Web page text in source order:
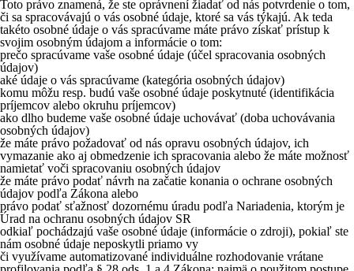
Toto právo znamená, že ste oprávnení žiadať od nás potvrdenie o tom,
či sa spracovávajú o vás osobné údaje, ktoré sa vás týkajú. Ak teda
takéto osobné údaje o vás spracúvame máte právo získať prístup k
svojim osobným údajom a informácie o tom:
prečo spracúvame vaše osobné údaje (účel spracovania osobných
údajov)
aké údaje o vás spracúvame (kategória osobných údajov)
komu môžu resp. budú vaše osobné údaje poskytnuté (identifikácia
príjemcov alebo okruhu príjemcov)
ako dlho budeme vaše osobné údaje uchovávať (doba uchovávania
osobných údajov)
že máte právo požadovať od nás opravu osobných údajov, ich
vymazanie ako aj obmedzenie ich spracovania alebo že máte možnosť
namietať voči spracovaniu osobných údajov
že máte právo podať návrh na začatie konania o ochrane osobných
údajov podľa Zákona alebo
právo podať sťažnosť dozornému úradu podľa Nariadenia, ktorým je
Úrad na ochranu osobných údajov SR
odkiaľ pochádzajú vaše osobné údaje (informácie o zdroji), pokiaľ ste
nám osobné údaje neposkytli priamo vy
či využívame automatizované individuálne rozhodovanie vrátane